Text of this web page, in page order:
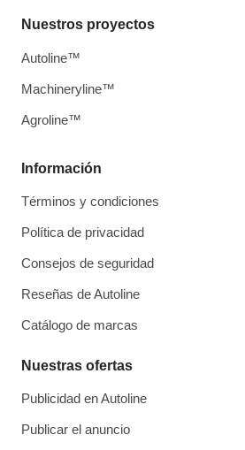
Información
Términos y condiciones
Política de privacidad
Consejos de seguridad
Reseñas de Autoline
Catálogo de marcas
Nuestras ofertas
Publicidad en Autoline
Publicar el anuncio
Nuestros proyectos
Autoline™
Machineryline™
Agroline™